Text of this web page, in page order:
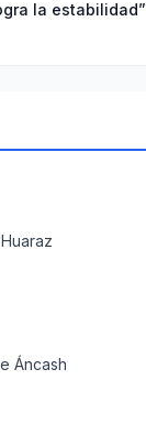
la estabilidad”
Áncash